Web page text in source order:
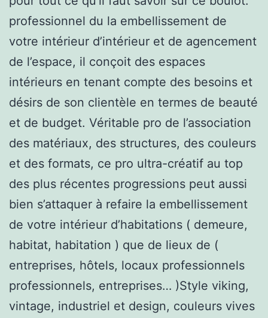
professionnel du la embellissement de
votre intérieur d’intérieur et de agencement
de l’espace, il conçoit des espaces
intérieurs en tenant compte des besoins et
désirs de son clientèle en termes de beauté
et de budget. Véritable pro de l’association
des matériaux, des structures, des couleurs
et des formats, ce pro ultra-créatif au top
des plus récentes progressions peut aussi
bien s’attaquer à refaire la embellissement
de votre intérieur d’habitations ( demeure,
habitat, habitation ) que de lieux de (
entreprises, hôtels, locaux professionnels
professionnels, entreprises… )Style viking,
vintage, industriel et design, couleurs vives